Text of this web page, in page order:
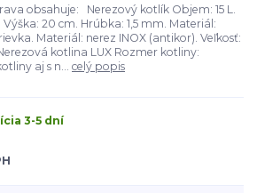
obsahuje: Nerezový kotlík Objem: 15 L.
20 cm. Hrúbka: 1,5 mm. Materiál:
Materiál: nerez INOX (antikor). Veľkosť:
kotlina LUX Rozmer kotliny:
aj s n... celý popis
3-5 dní